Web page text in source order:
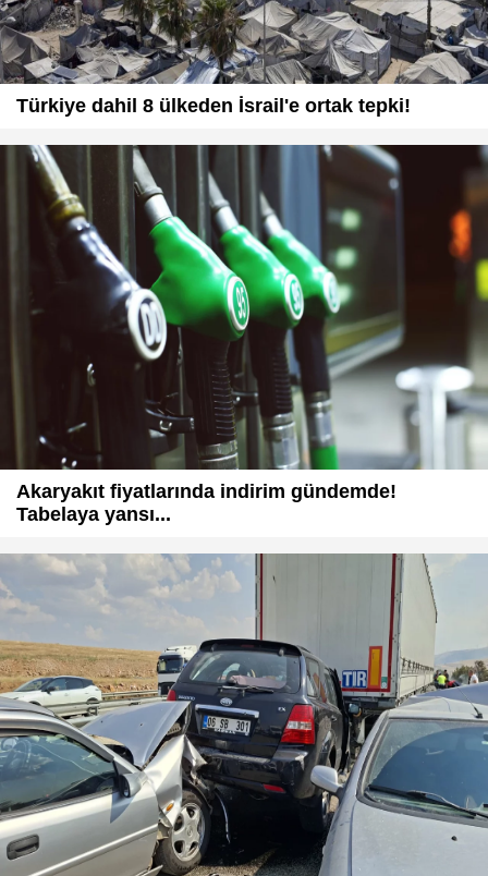
Türkiye dahil 8 ülkeden İsrail'e ortak tepki!
Akaryakıt fiyatlarında indirim gündemde!
Tabelaya yansı...